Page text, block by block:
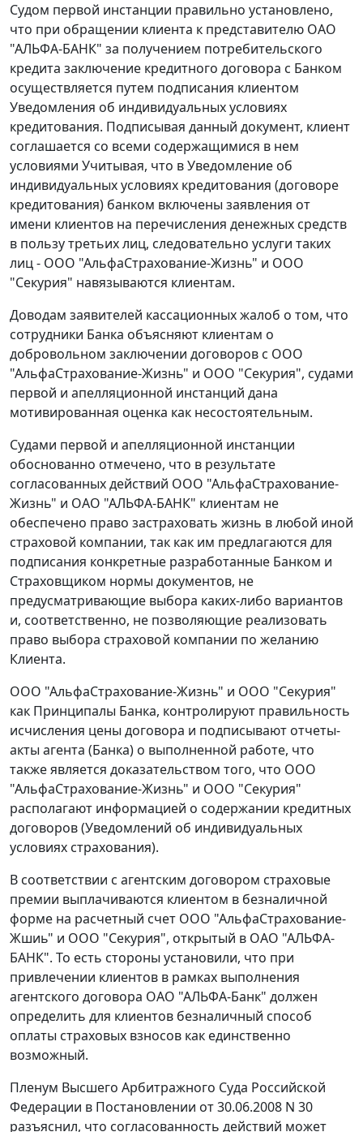
Судом первой инстанции правильно установлено,
что при обращении клиента к представителю ОАО
"АЛЬФА-БАНК" за получением потребительского
кредита заключение кредитного договора с Банком
осуществляется путем подписания клиентом
Уведомления об индивидуальных условиях
кредитования. Подписывая данный документ, клиент
соглашается со всеми содержащимися в нем
условиями Учитывая, что в Уведомление об
индивидуальных условиях кредитования (договоре
кредитования) банком включены заявления от
имени клиентов на перечисления денежных средств
в пользу третьих лиц, следовательно услуги таких
лиц - ООО "АльфаСтрахование-Жизнь" и ООО
"Секурия" навязываются клиентам.
Доводам заявителей кассационных жалоб о том, что
сотрудники Банка объясняют клиентам о
добровольном заключении договоров с ООО
"АльфаСтрахование-Жизнь" и ООО "Секурия", судами
первой и апелляционной инстанций дана
мотивированная оценка как несостоятельным.
Судами первой и апелляционной инстанции
обоснованно отмечено, что в результате
согласованных действий ООО "АльфаСтрахование-
Жизнь" и ОАО "АЛЬФА-БАНК" клиентам не
обеспечено право застраховать жизнь в любой иной
страховой компании, так как им предлагаются для
подписания конкретные разработанные Банком и
Страховщиком нормы документов, не
предусматривающие выбора каких-либо вариантов
и, соответственно, не позволяющие реализовать
право выбора страховой компании по желанию
Клиента.
ООО "АльфаСтрахование-Жизнь" и ООО "Секурия"
как Принципалы Банка, контролируют правильность
исчисления цены договора и подписывают отчеты-
акты агента (Банка) о выполненной работе, что
также является доказательством того, что ООО
"АльфаСтрахование-Жизнь" и ООО "Секурия"
располагают информацией о содержании кредитных
договоров (Уведомлений об индивидуальных
условиях страхования).
В соответствии с агентским договором страховые
премии выплачиваются клиентом в безналичной
форме на расчетный счет ООО "АльфаСтрахование-
Жшиь" и ООО "Секурия", открытый в ОАО "АЛЬФА-
БАНК". То есть стороны установили, что при
привлечении клиентов в рамках выполнения
агентского договора ОАО "АЛЬФА-Банк" должен
определить для клиентов безналичный способ
оплаты страховых взносов как единственно
возможный.
Пленум Высшего Арбитражного Суда Российской
Федерации в Постановлении от 30.06.2008 N 30
разъяснил, что согласованность действий может